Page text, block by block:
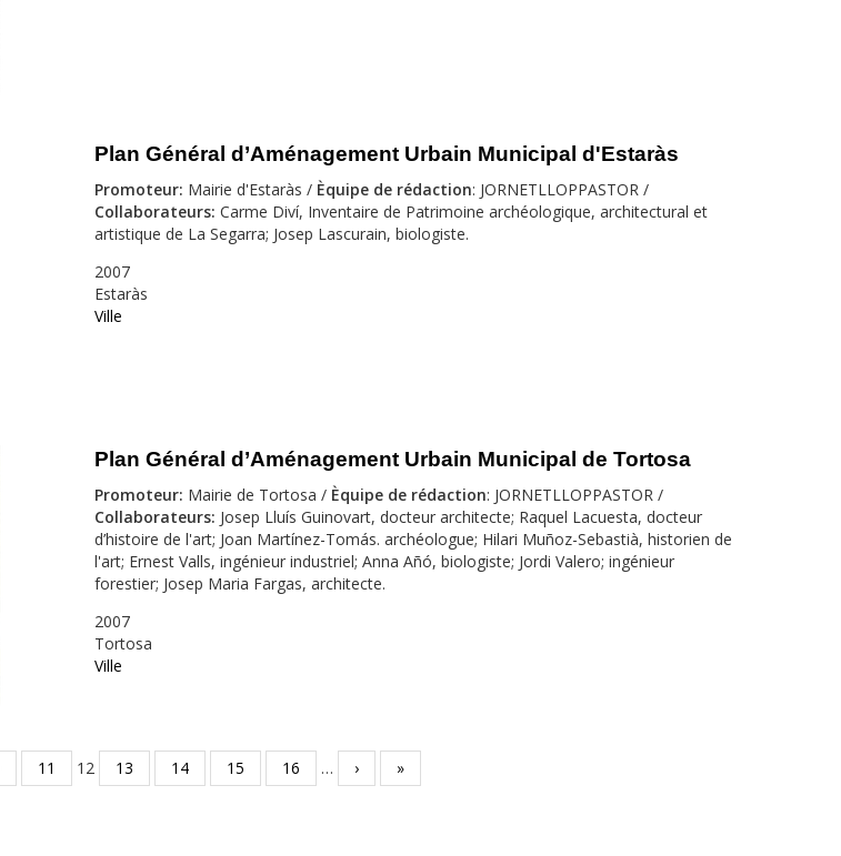
Plan Général d’Aménagement Urbain Municipal d'Estaràs
Promoteur: Mairie d'Estaràs / Èquipe de rédaction: JORNETLLOPPASTOR /
Collaborateurs: Carme Diví, Inventaire de Patrimoine archéologique, architectural et
artistique de La Segarra; Josep Lascurain, biologiste.
2007
Estaràs
Ville
Plan Général d’Aménagement Urbain Municipal de Tortosa
Promoteur: Mairie de Tortosa / Èquipe de rédaction: JORNETLLOPPASTOR /
Collaborateurs: Josep Lluís Guinovart, docteur architecte; Raquel Lacuesta, docteur
d’histoire de l'art; Joan Martínez-Tomás. archéologue; Hilari Muñoz-Sebastià, historien de
l'art; Ernest Valls, ingénieur industriel; Anna Añó, biologiste; Jordi Valero; ingénieur
forestier; Josep Maria Fargas, architecte.
2007
Tortosa
Ville
11 12 13 14 15 16 … › »